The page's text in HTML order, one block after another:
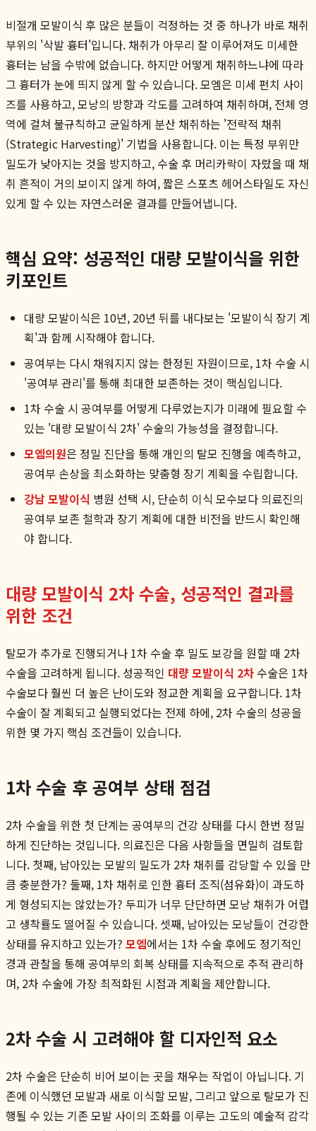
비절개 모발이식 후 많은 분들이 걱정하는 것 중 하나가 바로 채취
부위의 '삭발 흉터'입니다. 채취가 아무리 잘 이루어져도 미세한
흉터는 남을 수밖에 없습니다. 하지만 어떻게 채취하느냐에 따라
그 흉터가 눈에 띄지 않게 할 수 있습니다. 모엠은 미세 펀치 사이
즈를 사용하고, 모낭의 방향과 각도를 고려하여 채취하며, 전체 영
역에 걸쳐 불규칙하고 균일하게 분산 채취하는 '전략적 채취
(Strategic Harvesting)' 기법을 사용합니다. 이는 특정 부위만
밀도가 낮아지는 것을 방지하고, 수술 후 머리카락이 자랐을 때 채
취 흔적이 거의 보이지 않게 하여, 짧은 스포츠 헤어스타일도 자신
있게 할 수 있는 자연스러운 결과를 만들어냅니다.
핵심 요약: 성공적인 대량 모발이식을 위한
키포인트
대량 모발이식은 10년, 20년 뒤를 내다보는 '모발이식 장기 계
획'과 함께 시작해야 합니다.
공여부는 다시 채워지지 않는 한정된 자원이므로, 1차 수술 시
'공여부 관리'를 통해 최대한 보존하는 것이 핵심입니다.
1차 수술 시 공여부를 어떻게 다루었는지가 미래에 필요할 수
있는 '대량 모발이식 2차' 수술의 가능성을 결정합니다.
모엠의원은 정밀 진단을 통해 개인의 탈모 진행을 예측하고,
공여부 손상을 최소화하는 맞춤형 장기 계획을 수립합니다.
강남 모발이식 병원 선택 시, 단순히 이식 모수보다 의료진의
공여부 보존 철학과 장기 계획에 대한 비전을 반드시 확인해
야 합니다.
대량 모발이식 2차 수술, 성공적인 결과를
위한 조건
탈모가 추가로 진행되거나 1차 수술 후 밀도 보강을 원할 때 2차
수술을 고려하게 됩니다. 성공적인 대량 모발이식 2차 수술은 1차
수술보다 훨씬 더 높은 난이도와 정교한 계획을 요구합니다. 1차
수술이 잘 계획되고 실행되었다는 전제 하에, 2차 수술의 성공을
위한 몇 가지 핵심 조건들이 있습니다.
1차 수술 후 공여부 상태 점검
2차 수술을 위한 첫 단계는 공여부의 건강 상태를 다시 한번 정밀
하게 진단하는 것입니다. 의료진은 다음 사항들을 면밀히 검토합
니다. 첫째, 남아있는 모발의 밀도가 2차 채취를 감당할 수 있을 만
큼 충분한가? 둘째, 1차 채취로 인한 흉터 조직(섬유화)이 과도하
게 형성되지는 않았는가? 두피가 너무 단단하면 모낭 채취가 어렵
고 생착률도 떨어질 수 있습니다. 셋째, 남아있는 모낭들이 건강한
상태를 유지하고 있는가? 모엠에서는 1차 수술 후에도 정기적인
경과 관찰을 통해 공여부의 회복 상태를 지속적으로 추적 관리하
며, 2차 수술에 가장 최적화된 시점과 계획을 제안합니다.
2차 수술 시 고려해야 할 디자인적 요소
2차 수술은 단순히 비어 보이는 곳을 채우는 작업이 아닙니다. 기
존에 이식했던 모발과 새로 이식할 모발, 그리고 앞으로 탈모가 진
행될 수 있는 기존 모발 사이의 조화를 이루는 고도의 예술적 감각